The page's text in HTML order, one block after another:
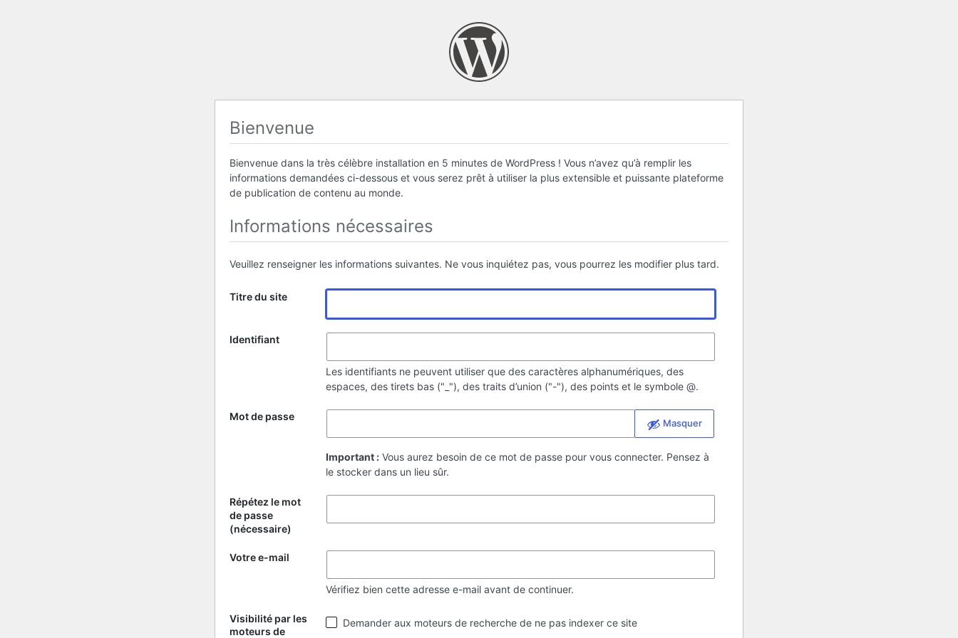
Bienvenue
Bienvenue dans la très célèbre installation en 5 minutes de WordPress ! Vous n’avez qu’à remplir les
informations demandées ci-dessous et vous serez prêt à utiliser la plus extensible et puissante plateforme
de publication de contenu au monde.
Informations nécessaires
Veuillez renseigner les informations suivantes. Ne vous inquiétez pas, vous pourrez les modifier plus tard.
Titre du site
Identifiant
Les identifiants ne peuvent utiliser que des caractères alphanumériques, des
espaces, des tirets bas ("_"), des traits d’union ("-"), des points et le symbole @.
Mot de passe
Masquer
Important : Vous aurez besoin de ce mot de passe pour vous connecter. Pensez à
le stocker dans un lieu sûr.
Répétez le mot
de passe
(nécessaire)
Votre e-mail
Vérifiez bien cette adresse e-mail avant de continuer.
Visibilité par les
moteurs de
Visibilité
par
Demander aux moteurs de recherche de ne pas indexer ce site